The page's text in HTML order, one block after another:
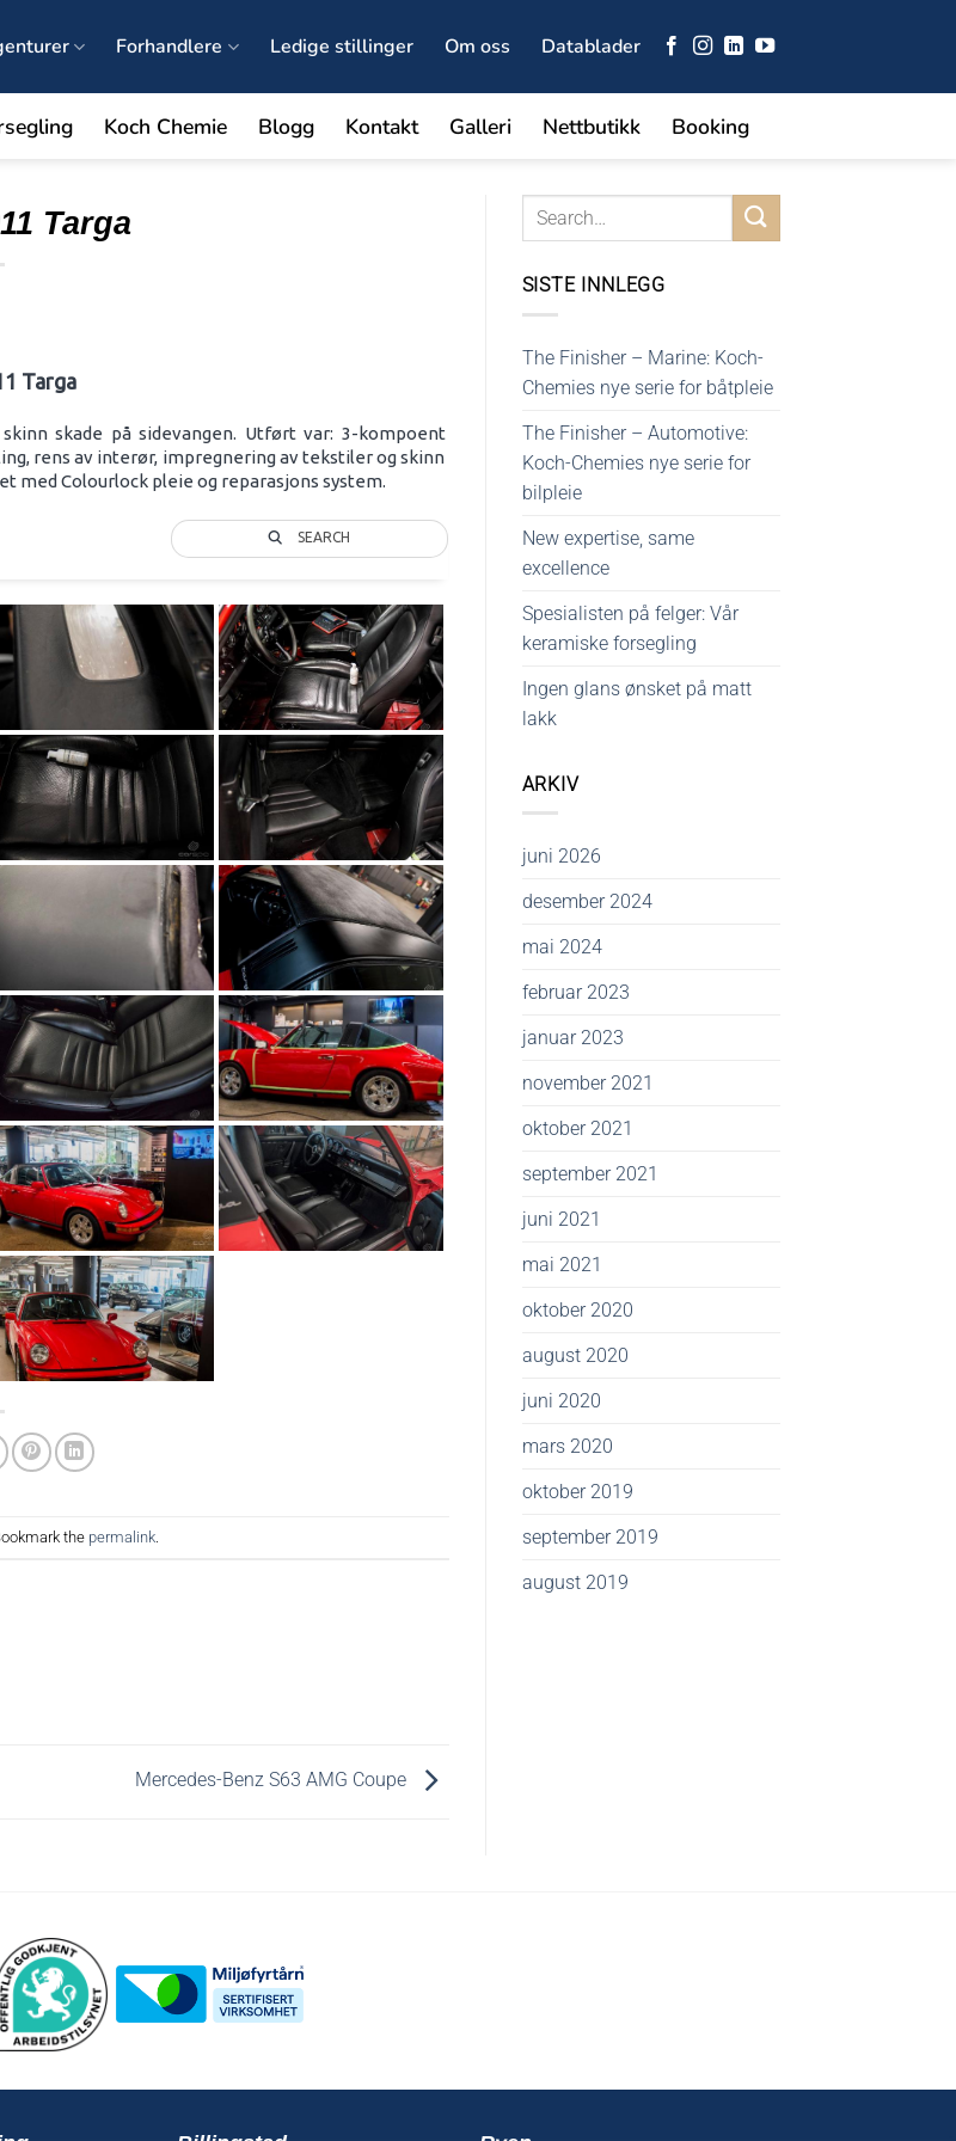
Forhandlere Ledige stillinger Om oss Datablader
Koch Chemie Blogg Kontakt Galleri Nettbutikk Booking
Targa
Targa
skade på sidevangen. Utført var: 3-kompoent
rens av interør, impregnering av tekstiler og skinn
med Colourlock pleie og reparasjons system.
SEARCH
the permalink.
Mercedes-Benz S63 AMG Coupe
SISTE INNLEGG
The Finisher – Marine: Koch-
Chemies nye serie for båtpleie
The Finisher – Automotive:
Koch-Chemies nye serie for
bilpleie
New expertise, same
excellence
Spesialisten på felger: Vår
keramiske forsegling
Ingen glans ønsket på matt
lakk
ARKIV
juni 2026
desember 2024
mai 2024
februar 2023
januar 2023
november 2021
oktober 2021
september 2021
juni 2021
mai 2021
oktober 2020
august 2020
juni 2020
mars 2020
oktober 2019
september 2019
august 2019